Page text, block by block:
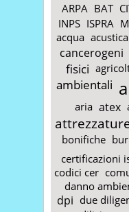
ARPA BAT
INPS ISPRA
acqua acustica
cancerogeni
fisici
ambientali
aria atex
bonifiche
certificazioni
codici cer
danno
dpi due